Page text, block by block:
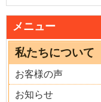
メニュー
私たちについて
お客様の声
お知らせ